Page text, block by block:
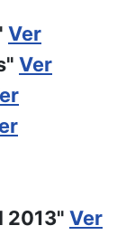
Ver
Ver
2013" Ver